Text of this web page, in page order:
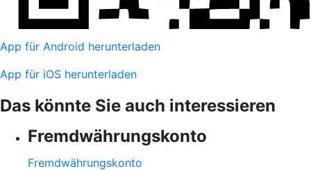
App für Android herunterladen
App für iOS herunterladen
Das könnte Sie auch interessieren
Fremdwährungskonto
Fremdwährungskonto